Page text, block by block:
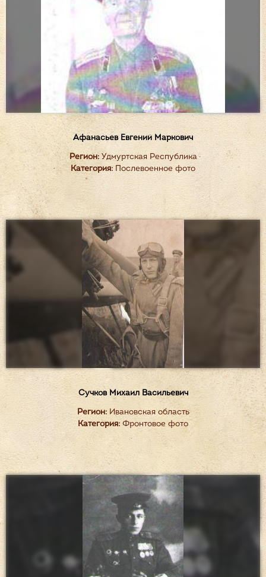
Афанасьев Евгений Маркович
Регион:Удмуртская Республика
Категория: Послевоенное фото
Сучков Михаил Васильевич
Регион:Ивановская область
Категория: Фронтовое фото